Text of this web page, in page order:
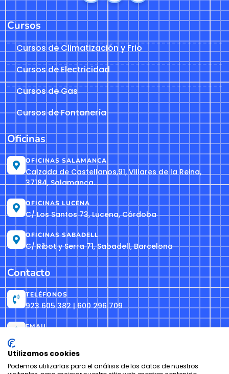
Cursos
Cursos de Climatización y Frio
Cursos de Electricidad
Cursos de Gas
Cursos de Fontanería
Oficinas
OFICINAS SALAMANCA
Calzada de Castellanos,91, Villares de la Reina,
37184, Salamanca.
OFICINAS LUCENA
C/ Los Santos 73, Lucena, Córdoba
OFICINAS SABADELL
C/ Ribot y Serra 71, Sabadell, Barcelona
Contacto
TELÉFONOS
923 605 382 | 600 296 709
EMAIL
Utilizamos cookies
Podemos utilizarlas para el análisis de los datos de nuestros